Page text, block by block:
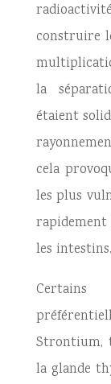
construire
la
étaient
cela
les plus
les intestins.
Strontium,
la glande